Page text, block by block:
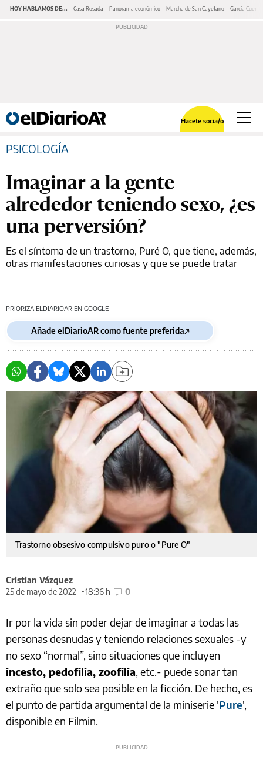
HOY HABLAMOS DE... Casa Rosada Panorama económico Marcha de San Cayetano García Cuerva
Hacete socia/o
PSICOLOGÍA
Imaginar a la gente
alrededor teniendo sexo, ¿es
una perversión?
Es el síntoma de un trastorno, Puré O, que tiene, además,
otras manifestaciones curiosas y que se puede tratar
PRIORIZA ELDIARIOAR EN GOOGLE
Añade elDiarioAR como fuente preferida
Trastorno obsesivo compulsivo puro o "Pure O"
Cristian Vázquez
25 de mayo de 2022
18:36 h 0
Ir por la vida sin poder dejar de imaginar a todas las
personas desnudas y teniendo relaciones sexuales -y
no sexo “normal”, sino situaciones que incluyen
incesto, pedofilia, zoofilia, etc.- puede sonar tan
extraño que solo sea posible en la ficción. De hecho, es
el punto de partida argumental de la miniserie 'Pure',
disponible en Filmin.